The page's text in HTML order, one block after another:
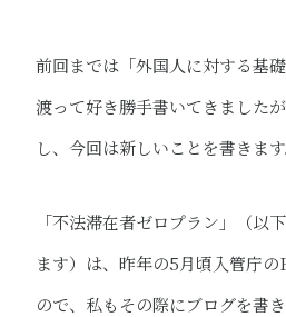
前回までは「外国人に対する基
渡って好き勝手書いてきました
し、今回は新しいことを書きます
「不法滞在者ゼロプラン」（以
ます）は、昨年の5月頃入管庁
ので、私もその際にブログを書